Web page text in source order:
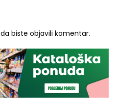
da biste objavili komentar.